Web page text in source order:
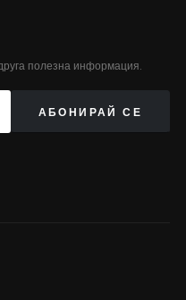
полезна информация.